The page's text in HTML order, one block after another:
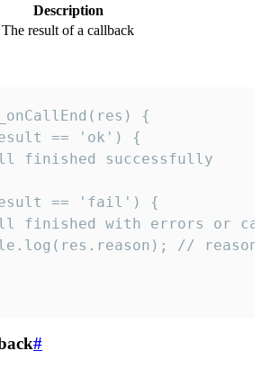
Description
The result of a callback
{
== 'ok') {
finished successfully
== 'fail') {
finished with errors or
//
#